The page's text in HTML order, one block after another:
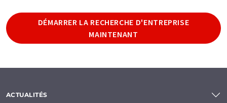
DÉMARRER LA RECHERCHE D'ENTREPRISE
MAINTENANT
ACTUALITÉS